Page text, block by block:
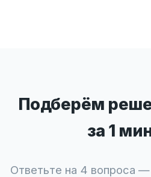
Подберём
за 1
Ответьте на 4 вопроса